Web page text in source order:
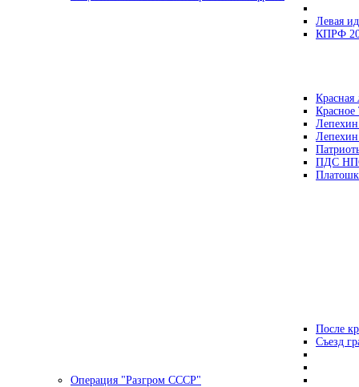
Левая
КПРФ
Красная
ПДС
После
Съезд
Операция "Разгром СССР"